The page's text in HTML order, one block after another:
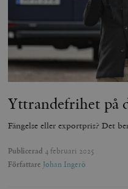
Yttrandefrihet på
Fängelse eller exportpris? Det
Publicerad 4 februari 2025
Författare Johan Ingerö